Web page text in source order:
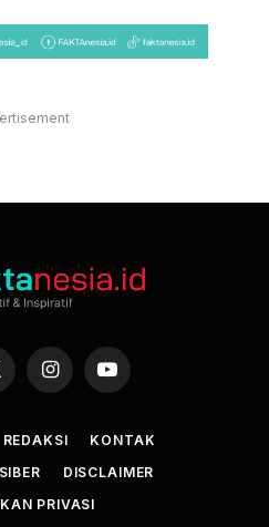
InstagramYouTube
REDAKSI
KONTAK
DISCLAIMER
PRIVASI